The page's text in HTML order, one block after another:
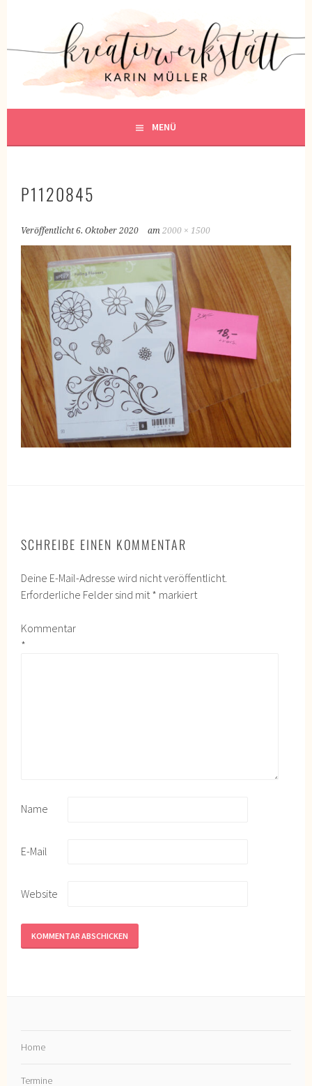
KREATIVWERKSTATT
KREATIV SEIN
MENÜ
P1120845
Veröffentlicht6. Oktober 2020 am2000 × 1500
SCHREIBE EINEN KOMMENTAR
Deine E-Mail-Adresse wird nicht veröffentlicht.
Erforderliche Felder sind mit* markiert
Kommentar
*
Name
E-Mail
Website
Home
Termine